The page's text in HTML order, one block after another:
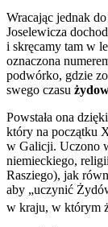
Wracając jednak
Joselewicza
i skręcamy tam w
oznaczona
podwórko, gdzie
swego czasu
Powstała ona
który na początku
w Galicji. Uczono
niemieckiego,
Rasziego), jak
aby „uczynić
w kraju, w którym